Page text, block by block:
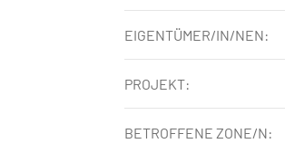
EIGENTÜMER/IN/NEN:
PROJEKT:
BETROFFENE ZONE/N: